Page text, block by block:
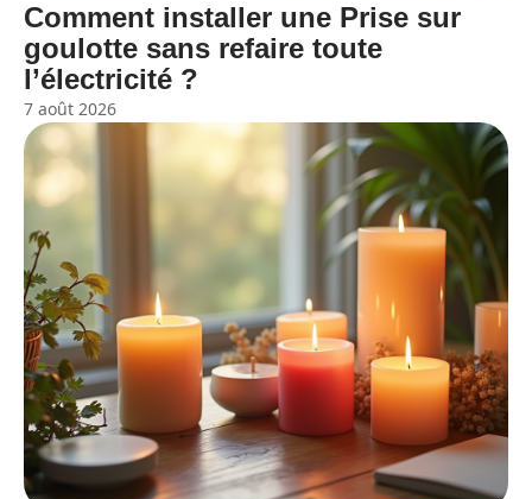
Comment installer une Prise sur
goulotte sans refaire toute
l’électricité ?
7 août 2026